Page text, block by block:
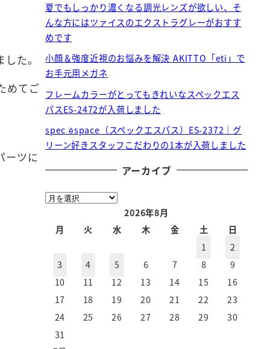
た。
めてご
ーツに
夏でもしっかり濃くなる調光レンズが欲しい、そ
んな方にはツァイスのエクストラグレーがおすす
めです
小顔＆強度近視のお悩みを解決 AKITTO「eti」で
お手元用メガネ
フレームカラーがとってもきれいなスペックエス
パスES-2472が入荷しました
spec ēspace（スペックエスパス）ES-2372｜グ
リーン好きスタッフこだわりの1本が入荷しました
アーカイブ
ア
2026年8月
月
火 水 木 金 土
日
1
2
3
4 5 6 7 8
9
10
11 12 13 14 15
16
17
18 19 20 21 22
23
24
25 26 27 28 29
30
31